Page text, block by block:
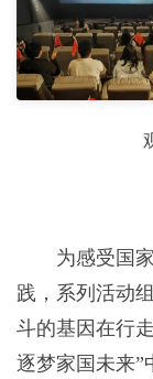
为感受国
践，系列活动
斗的基因在行
逐梦家国未来”